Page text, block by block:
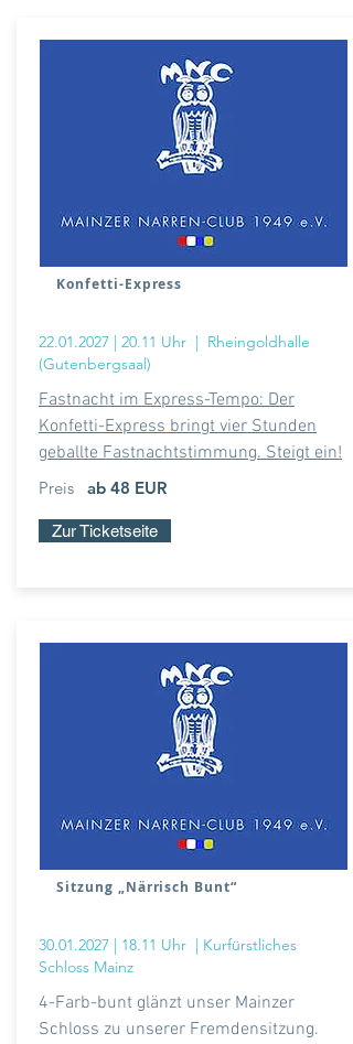
Konfetti-Express
22.01.2027 | 20.11 Uhr | Rheingoldhalle
(Gutenbergsaal)
Fastnacht im Express-Tempo: Der
Konfetti-Express bringt vier Stunden
geballte Fastnachtstimmung. Steigt ein!
ab 48 EUR
Preis
Zur Ticketseite
Sitzung „Närrisch Bunt“
30.01.2027 | 18.11 Uhr | Kurfürstliches
Schloss Mainz
4-Farb-bunt glänzt unser Mainzer
Schloss zu unserer Fremdensitzung.